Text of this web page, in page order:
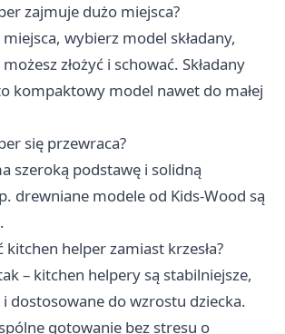
zajmuje dużo miejsca?
miejsca, wybierz model składany,
złożyć i schować. Składany
kompaktowy model nawet do małej
się przewraca?
szeroką podstawę i solidną
drewniane modele od Kids-Wood są
helper zamiast krzesła?
– kitchen helpery są stabilniejsze,
i dostosowane do wzrostu dziecka.
gotowanie bez stresu o